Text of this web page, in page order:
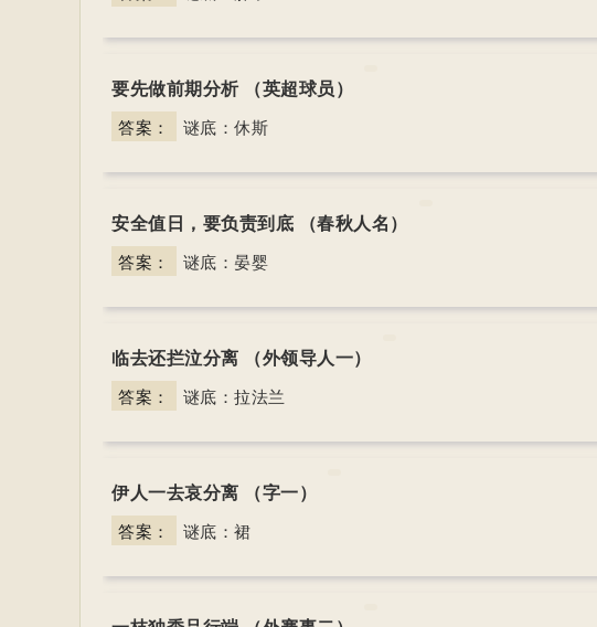
要先做前期分析 （英超球员）
答案： 谜底：休斯
安全值日，要负责到底 （春秋人名）
答案： 谜底：晏婴
临去还拦泣分离 （外领导人一）
答案： 谜底：拉法兰
伊人一去哀分离 （字一）
答案： 谜底：裙